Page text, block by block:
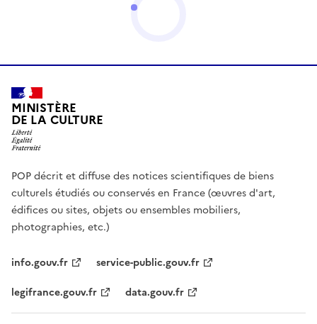
MINISTÈRE
DE LA CULTURE
POP décrit et diffuse des notices scientifiques de biens
culturels étudiés ou conservés en France (œuvres d'art,
édifices ou sites, objets ou ensembles mobiliers,
photographies, etc.)
info.gouv.fr
service-public.gouv.fr
legifrance.gouv.fr
data.gouv.fr